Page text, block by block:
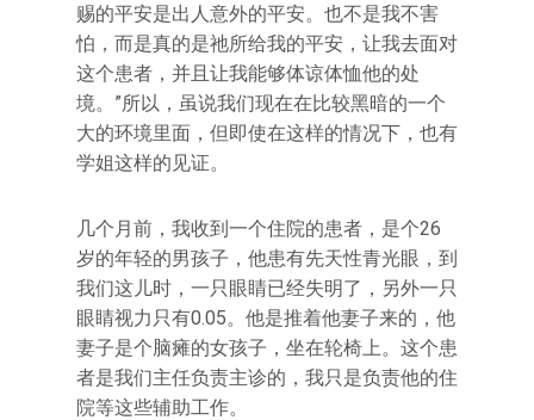
赐的平安是出人意外的平安。也不是我不害
怕，而是真的是祂所给我的平安，让我去面对
这个患者，并且让我能够体谅体恤他的处
境。”所以，虽说我们现在在比较黑暗的一个
大的环境里面，但即使在这样的情况下，也有
学姐这样的见证。
几个月前，我收到一个住院的患者，是个26
岁的年轻的男孩子，他患有先天性青光眼，到
我们这儿时，一只眼睛已经失明了，另外一只
眼睛视力只有0.05。他是推着他妻子来的，他
妻子是个脑瘫的女孩子，坐在轮椅上。这个患
者是我们主任负责主诊的，我只是负责他的住
院等这些辅助工作。